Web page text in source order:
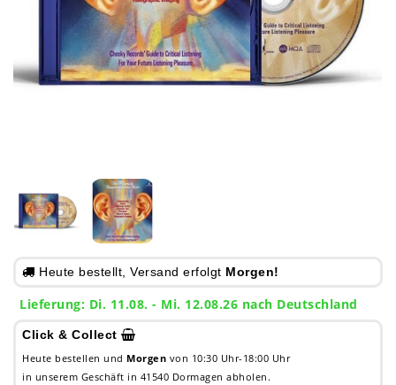
Heute bestellt, Versand erfolgt Morgen!
Lieferung: Di. 11.08. - Mi. 12.08.26 nach Deutschland
Click & Collect
Heute bestellen und Morgen von 10:30 Uhr-18:00 Uhr
in unserem Geschäft in 41540 Dormagen abholen.